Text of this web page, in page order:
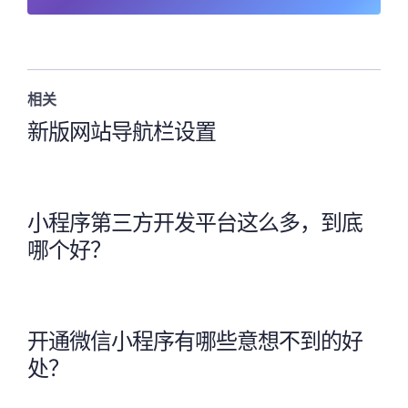
相关
新版网站导航栏设置
小程序第三方开发平台这么多，到底
哪个好？
开通微信小程序有哪些意想不到的好
处？